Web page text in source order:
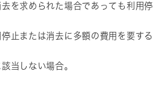
を求められた場合であっても利用停
止または消去に多額の費用を要する
当しない場合。